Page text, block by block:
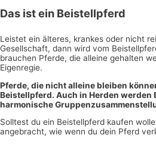
Das ist ein Beistellpferd
Leistet ein älteres, krankes oder nicht
Gesellschaft, dann wird vom
brauchen Pferde, die alleine gehalten
Eigenregie.
Pferde, die nicht alleine bleiben
Beistellpferd. Auch in Herden werden
harmonische
Solltest du ein Beistellpferd kaufen
angebracht, wie wenn du dein Pferd